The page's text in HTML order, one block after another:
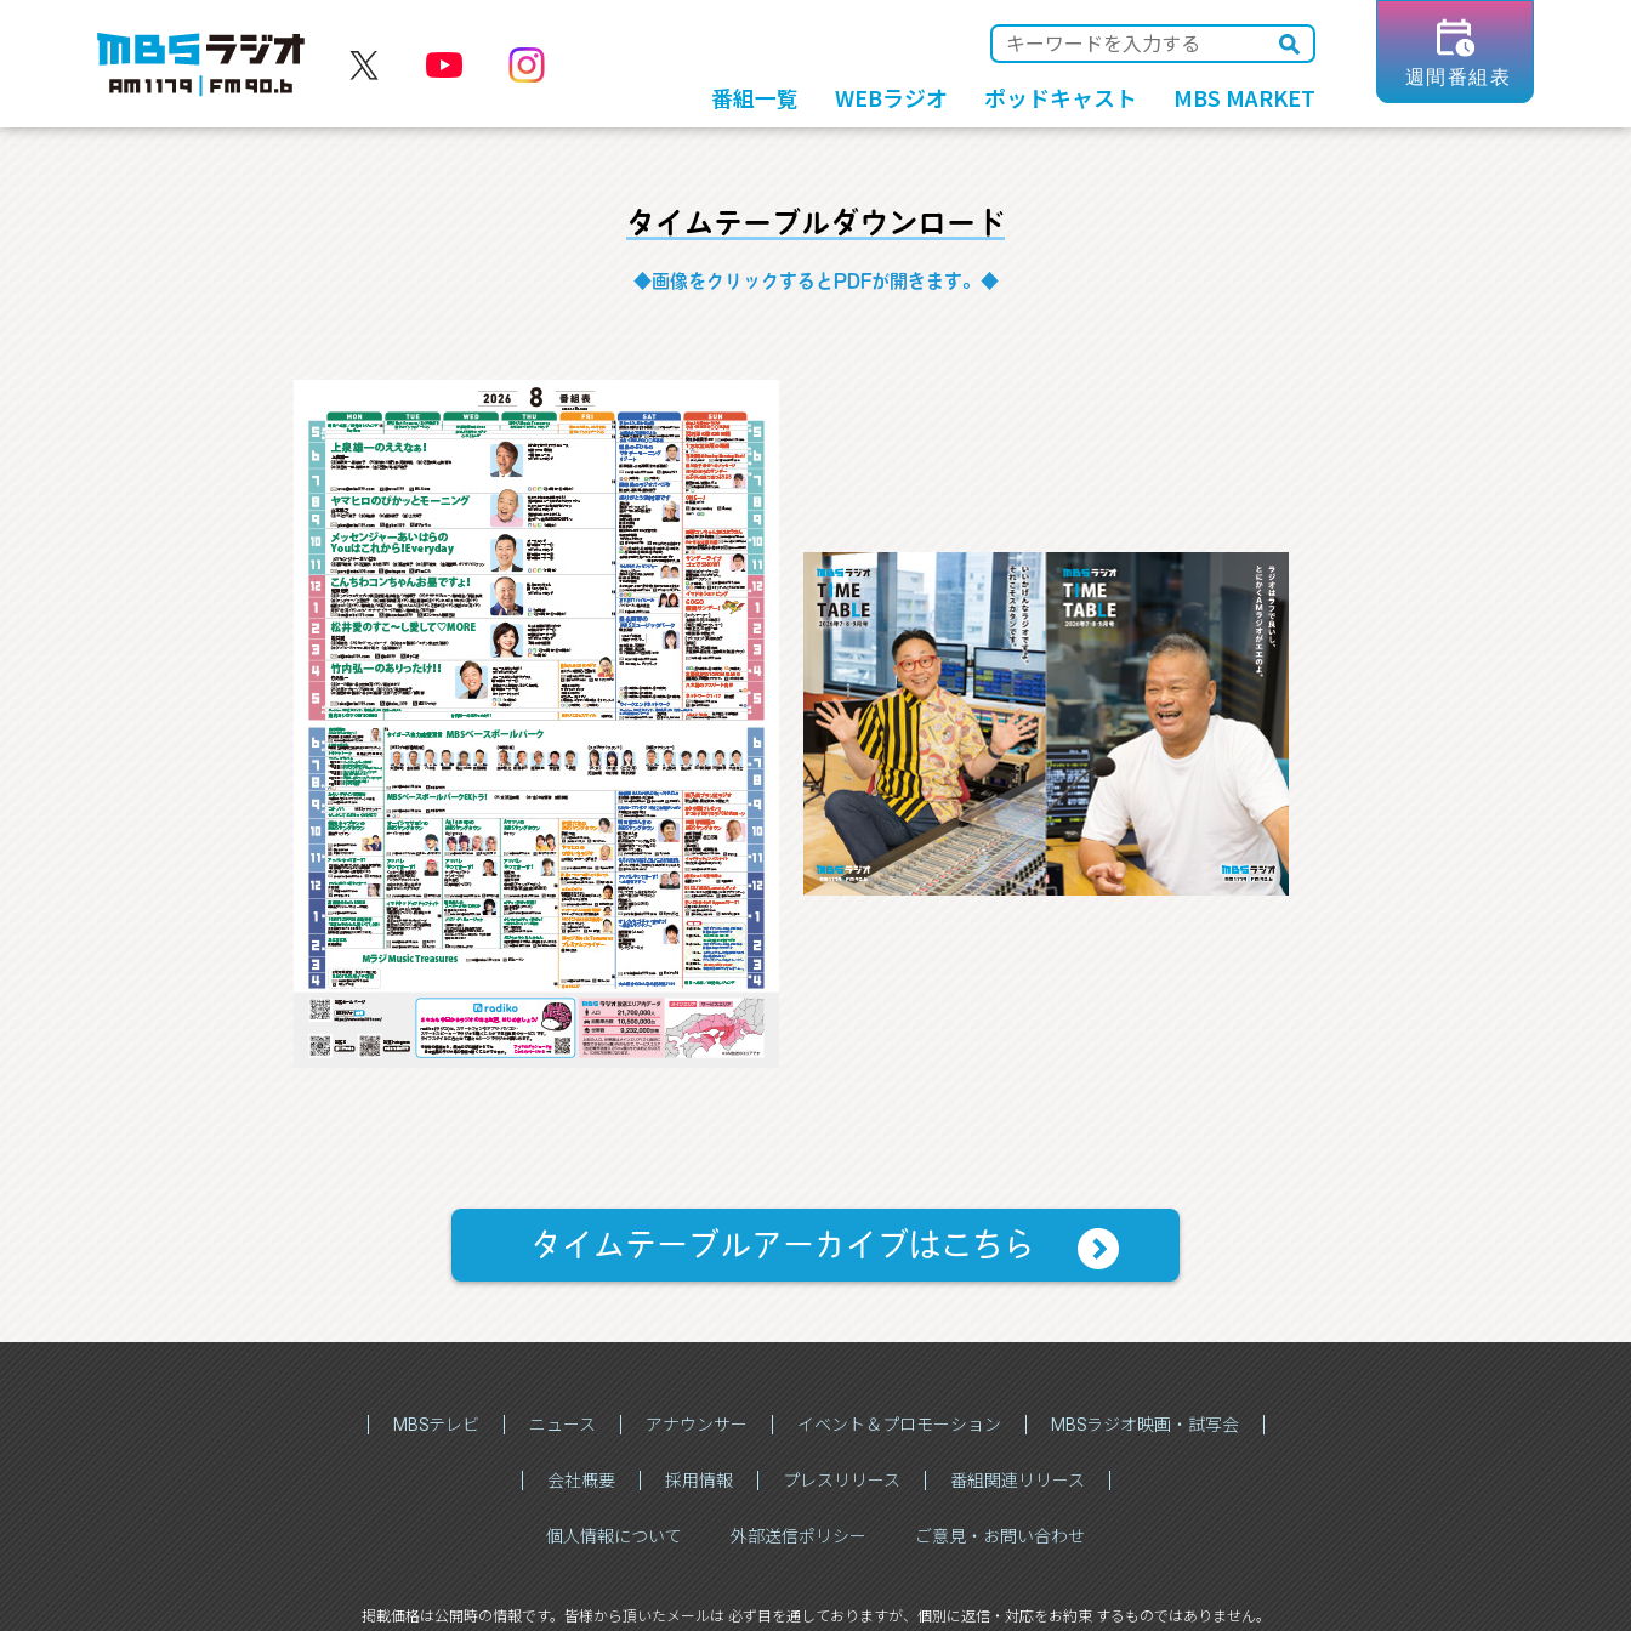
MBSラジオ 1179|FM90.6 番組一覧 WEBラジオ ポッドキャスト MBS MARKET
タイムテーブルダウンロード
◆画像をクリックするとPDFが開きます。◆
タイムテーブルアーカイブはこちら
MBSテレビ ニュース アナウンサー イベント＆プロモーション MBSラジオ映画・試写会
会社概要 採用情報 プレスリリース 番組関連リリース
個人情報について 外部送信ポリシー ご意見・お問い合わせ
掲載価格は公開時の情報です。 皆様から頂いたメールは 必ず目を通しておりますが、 個別に返信・対応をお約束 するものではありません。